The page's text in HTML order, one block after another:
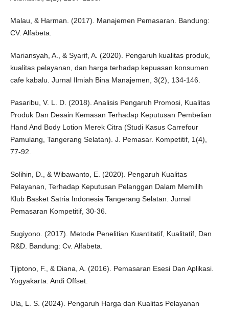
Malau, & Harman. (2017). Manajemen Pemasaran. Bandung:
CV. Alfabeta.
Mariansyah, A., & Syarif, A. (2020). Pengaruh kualitas produk,
kualitas pelayanan, dan harga terhadap kepuasan konsumen
cafe kabalu. Jurnal Ilmiah Bina Manajemen, 3(2), 134-146.
Pasaribu, V. L. D. (2018). Analisis Pengaruh Promosi, Kualitas
Produk Dan Desain Kemasan Terhadap Keputusan Pembelian
Hand And Body Lotion Merek Citra (Studi Kasus Carrefour
Pamulang, Tangerang Selatan). J. Pemasar. Kompetitif, 1(4),
77-92.
Solihin, D., & Wibawanto, E. (2020). Pengaruh Kualitas
Pelayanan, Terhadap Keputusan Pelanggan Dalam Memilih
Klub Basket Satria Indonesia Tangerang Selatan. Jurnal
Pemasaran Kompetitif, 30-36.
Sugiyono. (2017). Metode Penelitian Kuantitatif, Kualitatif, Dan
R&D. Bandung: Cv. Alfabeta.
Tjiptono, F., & Diana, A. (2016). Pemasaran Esesi Dan Aplikasi.
Yogyakarta: Andi Offset.
Ula, L. S. (2024). Pengaruh Harga dan Kualitas Pelayanan